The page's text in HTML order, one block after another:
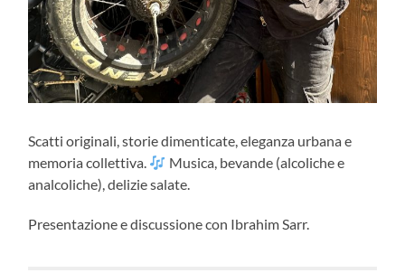
Scatti originali, storie dimenticate, eleganza urbana e
memoria collettiva.
Musica, bevande (alcoliche e
analcoliche), delizie salate.
Presentazione e discussione con Ibrahim Sarr.